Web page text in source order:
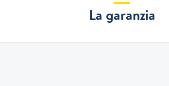
La garanzia